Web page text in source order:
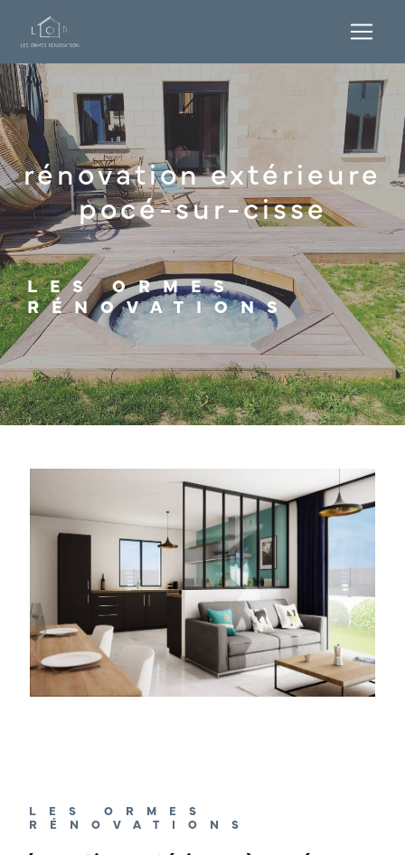
rénovation extérieure
pocé-sur-cisse
LES ORMES
RÉNOVATIONS
LES ORMES
RÉNOVATIONS